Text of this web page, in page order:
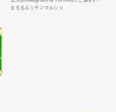
まるるん | サンマルシェ